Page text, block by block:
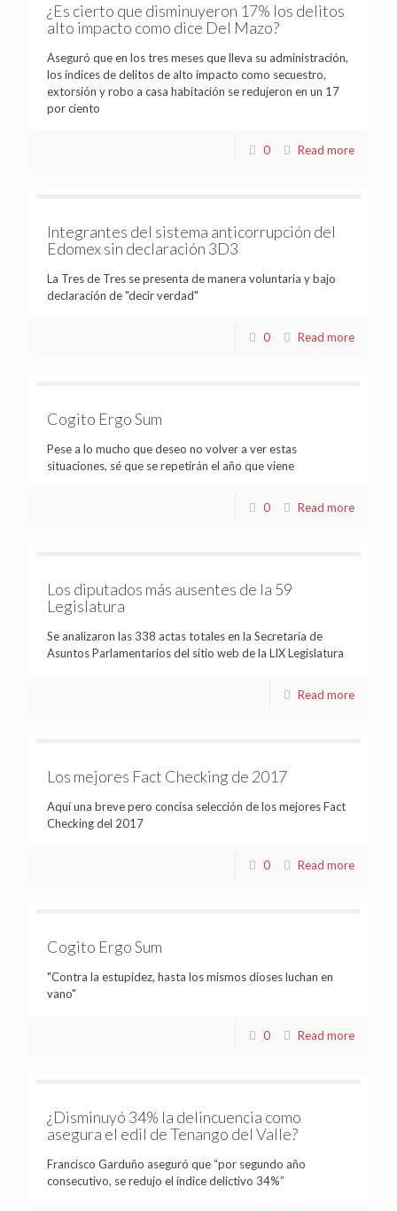
¿Es cierto que disminuyeron 17% los delitos
alto impacto como dice Del Mazo?
Aseguró que en los tres meses que lleva su administración,
los índices de delitos de alto impacto como secuestro,
extorsión y robo a casa habitación se redujeron en un 17
por ciento
0 Read more
Integrantes del sistema anticorrupción del
Edomex sin declaración 3D3
La Tres de Tres se presenta de manera voluntaria y bajo
declaración de "decir verdad"
0 Read more
Cogito Ergo Sum
Pese a lo mucho que deseo no volver a ver estas
situaciones, sé que se repetirán el año que viene
0 Read more
Los diputados más ausentes de la 59
Legislatura
Se analizaron las 338 actas totales en la Secretaría de
Asuntos Parlamentarios del sitio web de la LIX Legislatura
Read more
Los mejores Fact Checking de 2017
Aquí una breve pero concisa selección de los mejores Fact
Checking del 2017
0 Read more
Cogito Ergo Sum
"Contra la estupidez, hasta los mismos dioses luchan en
vano"
0 Read more
¿Disminuyó 34% la delincuencia como
asegura el edil de Tenango del Valle?
Francisco Garduño aseguró que “por segundo año
consecutivo, se redujo el índice delictivo 34%”